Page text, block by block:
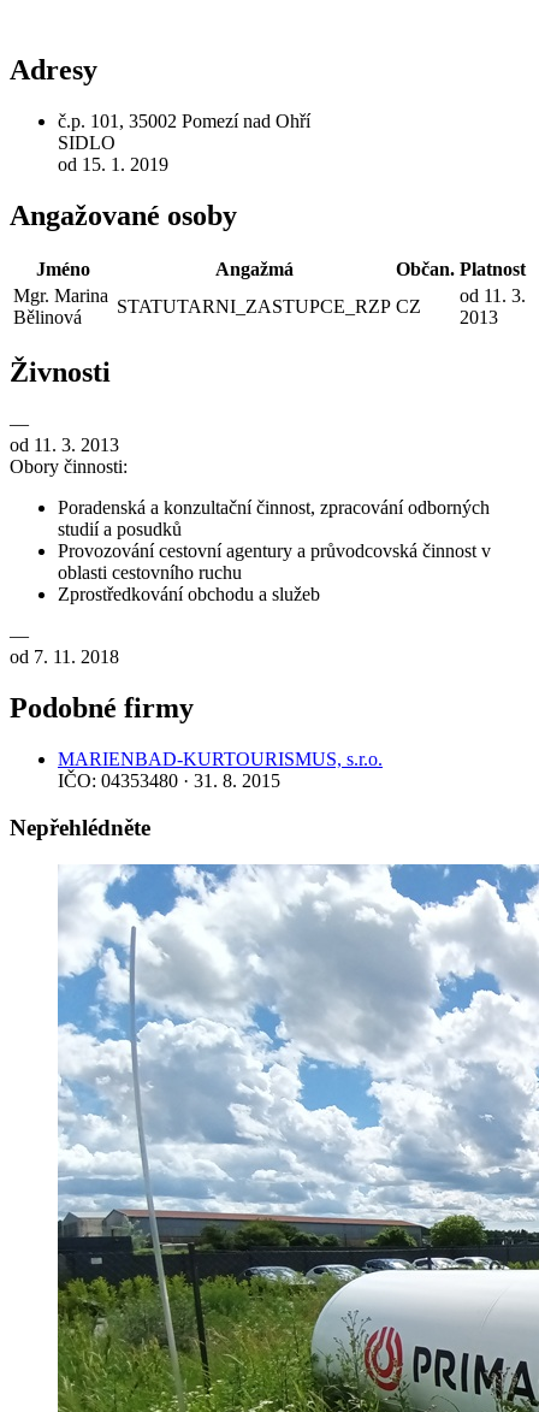
Adresy
č.p. 101, 35002 Pomezí nad Ohří
SIDLO
od 15. 1. 2019
Angažované osoby
Jméno Angažmá Občan. Platnost
Mgr. Marina
Bělinová
STATUTARNI_ZASTUPCE_RZP CZ
od 11. 3.
2013
Živnosti
—
od 11. 3. 2013
Obory činnosti:
Poradenská a konzultační činnost, zpracování odborných
studií a posudků
Provozování cestovní agentury a průvodcovská činnost v
oblasti cestovního ruchu
Zprostředkování obchodu a služeb
—
od 7. 11. 2018
Podobné firmy
MARIENBAD-KURTOURISMUS, s.r.o.
IČO: 04353480 · 31. 8. 2015
Nepřehlédněte